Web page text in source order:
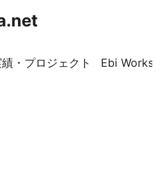
・プロジェクト Ebi